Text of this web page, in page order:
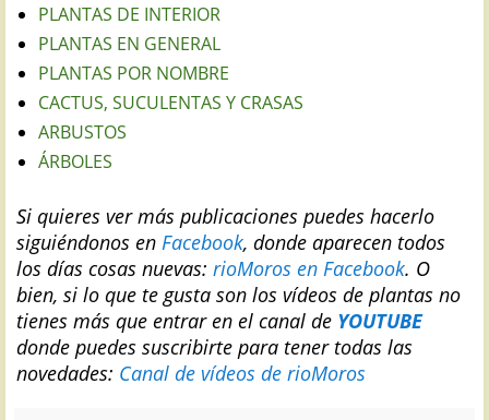
PLANTAS DE INTERIOR
PLANTAS EN GENERAL
PLANTAS POR NOMBRE
CACTUS, SUCULENTAS Y CRASAS
ARBUSTOS
ÁRBOLES
Si quieres ver más publicaciones puedes hacerlo
siguiéndonos en Facebook, donde aparecen todos
los días cosas nuevas: rioMoros en Facebook. O
bien, si lo que te gusta son los vídeos de plantas no
tienes más que entrar en el canal de YOUTUBE
donde puedes suscribirte para tener todas las
novedades: Canal de vídeos de rioMoros